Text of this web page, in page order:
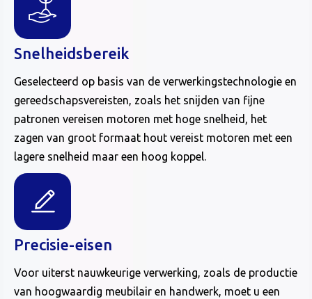
Snelheidsbereik
Geselecteerd op basis van de verwerkingstechnologie en
gereedschapsvereisten, zoals het snijden van fijne
patronen vereisen motoren met hoge snelheid, het
zagen van groot formaat hout vereist motoren met een
lagere snelheid maar een hoog koppel.
Precisie-eisen
Voor uiterst nauwkeurige verwerking, zoals de productie
van hoogwaardig meubilair en handwerk, moet u een